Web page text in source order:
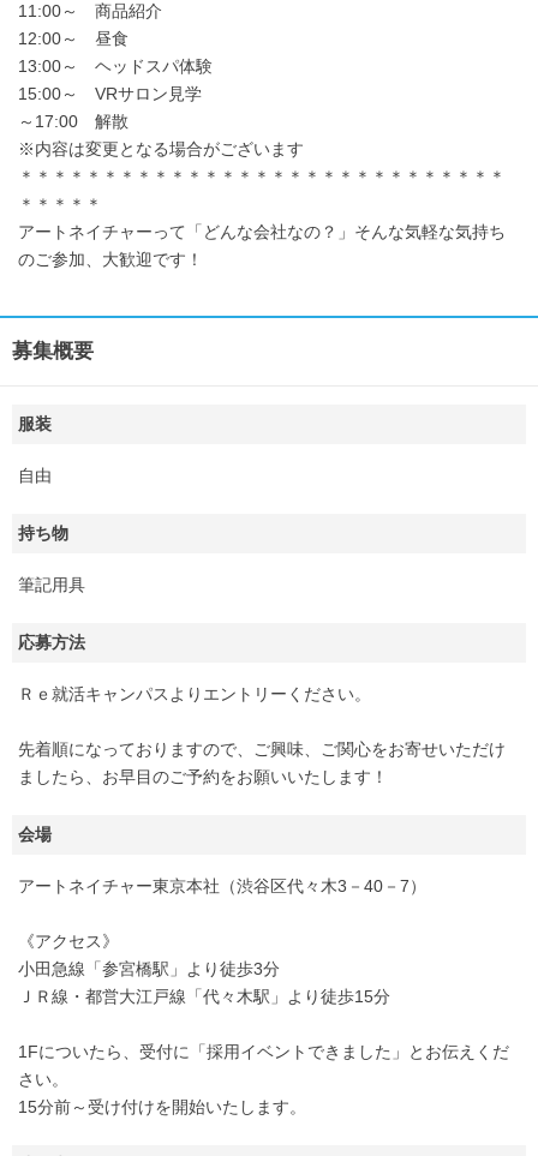
11:00～ 商品紹介
12:00～ 昼食
13:00～ ヘッドスパ体験
15:00～ VRサロン見学
～17:00 解散
※内容は変更となる場合がございます
＊＊＊＊＊＊＊＊＊＊＊＊＊＊＊＊＊＊＊＊＊＊＊＊＊＊＊＊＊
＊＊＊＊＊
アートネイチャーって「どんな会社なの？」そんな気軽な気持ち
のご参加、大歓迎です！
募集概要
服装
自由
持ち物
筆記用具
応募方法
Ｒｅ就活キャンパスよりエントリーください。
先着順になっておりますので、ご興味、ご関心をお寄せいただけ
ましたら、お早目のご予約をお願いいたします！
会場
アートネイチャー東京本社（渋谷区代々木3－40－7）
《アクセス》
小田急線「参宮橋駅」より徒歩3分
ＪＲ線・都営大江戸線「代々木駅」より徒歩15分
1Fについたら、受付に「採用イベントできました」とお伝えくだ
さい。
15分前～受け付けを開始いたします。